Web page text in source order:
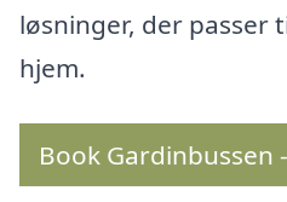
løsninger, der passer
hjem.
Book Gardinbussen